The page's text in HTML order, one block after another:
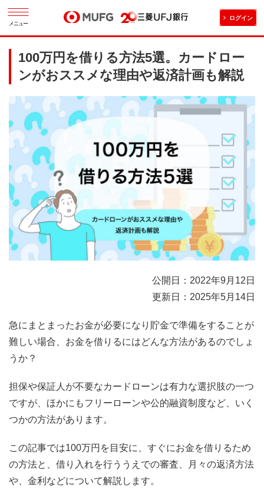
メニュー
ログイン
100万円を借りる方法5選。カードロー
ンがおススメな理由や返済計画も解説
公開日：2022年9月12日
更新日：2025年5月14日
急にまとまったお金が必要になり貯金で準備をすることが
難しい場合、お金を借りるにはどんな方法があるのでしょ
うか？
担保や保証人が不要なカードローンは有力な選択肢の一つ
ですが、ほかにもフリーローンや公的融資制度など、いく
つかの方法があります。
この記事では100万円を目安に、すぐにお金を借りるため
の方法と、借り入れを行ううえでの審査、月々の返済方法
や、金利などについて解説します。